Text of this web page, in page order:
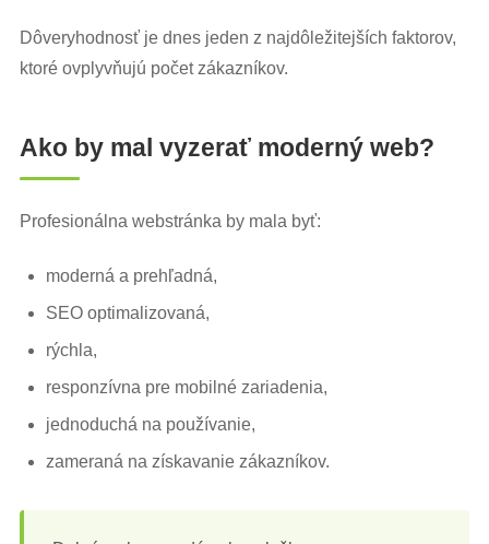
Dôveryhodnosť je dnes jeden z najdôležitejších faktorov,
ktoré ovplyvňujú počet zákazníkov.
Ako by mal vyzerať moderný web?
Profesionálna webstránka by mala byť:
moderná a prehľadná,
SEO optimalizovaná,
rýchla,
responzívna pre mobilné zariadenia,
jednoduchá na používanie,
zameraná na získavanie zákazníkov.